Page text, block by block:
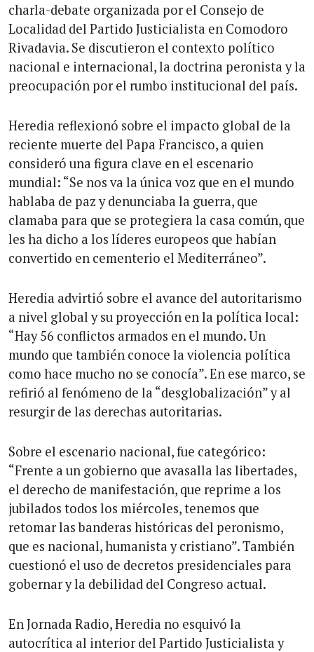
charla-debate organizada por el Consejo de
Localidad del Partido Justicialista en Comodoro
Rivadavia. Se discutieron el contexto político
nacional e internacional, la doctrina peronista y la
preocupación por el rumbo institucional del país.
Heredia reflexionó sobre el impacto global de la
reciente muerte del Papa Francisco, a quien
consideró una figura clave en el escenario
mundial: “Se nos va la única voz que en el mundo
hablaba de paz y denunciaba la guerra, que
clamaba para que se protegiera la casa común, que
les ha dicho a los líderes europeos que habían
convertido en cementerio el Mediterráneo”.
Heredia advirtió sobre el avance del autoritarismo
a nivel global y su proyección en la política local:
“Hay 56 conflictos armados en el mundo. Un
mundo que también conoce la violencia política
como hace mucho no se conocía”. En ese marco, se
refirió al fenómeno de la “desglobalización” y al
resurgir de las derechas autoritarias.
Sobre el escenario nacional, fue categórico:
“Frente a un gobierno que avasalla las libertades,
el derecho de manifestación, que reprime a los
jubilados todos los miércoles, tenemos que
retomar las banderas históricas del peronismo,
que es nacional, humanista y cristiano”. También
cuestionó el uso de decretos presidenciales para
gobernar y la debilidad del Congreso actual.
En Jornada Radio, Heredia no esquivó la
autocrítica al interior del Partido Justicialista y